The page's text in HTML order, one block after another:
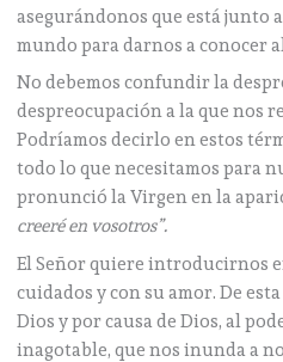
asegurándonos que está junto
mundo para darnos a conocer
No debemos confundir la
despreocupación a la que nos
Podríamos decirlo en estos
todo lo que necesitamos para
pronunció la Virgen en la
creeré en vosotros”.
El Señor quiere introducirnos
cuidados y con su amor. De
Dios y por causa de Dios, al
inagotable, que nos inunda a